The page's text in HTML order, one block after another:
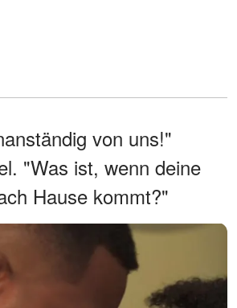
von uns!"
"Was ist, wenn deine
Hause kommt?"